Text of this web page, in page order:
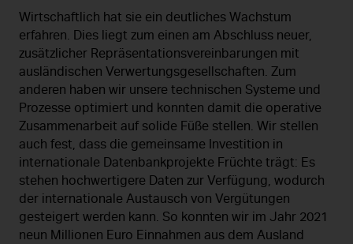
Wirtschaftlich hat sie ein deutliches Wachstum
erfahren. Dies liegt zum einen am Abschluss neuer,
zusätzlicher Repräsentationsvereinbarungen mit
ausländischen Verwertungsgesellschaften. Zum
anderen haben wir unsere technischen Systeme und
Prozesse optimiert und konnten damit die operative
Zusammenarbeit auf solide Füße stellen. Wir stellen
auch fest, dass die gemeinsame Investition in
internationale Datenbankprojekte Früchte trägt: Es
stehen hochwertigere Daten zur Verfügung, wodurch
der internationale Austausch von Vergütungen
gesteigert werden kann. So konnten wir im Jahr 2021
neun Millionen Euro Einnahmen aus dem Ausland